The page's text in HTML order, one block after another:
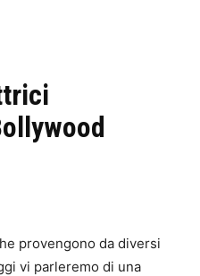
provengono da diversi
vi parleremo di una